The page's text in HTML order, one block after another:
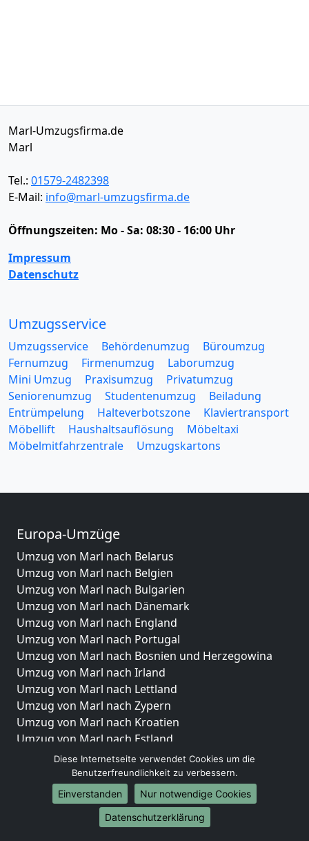
Marl-Umzugsfirma.de
Marl
Tel.: 01579-2482398
E-Mail: info@marl-umzugsfirma.de
Öffnungszeiten: Mo - Sa: 08:30 - 16:00 Uhr
Impressum
Datenschutz
Umzugsservice
Umzugsservice Behördenumzug
Büroumzug
Fernumzug
Firmenumzug
Laborumzug
Mini Umzug
Praxisumzug
Privatumzug
Seniorenumzug
Studentenumzug
Beiladung
Entrümpelung
Halteverbotszone
Klaviertransport
Möbellift
Haushaltsauflösung
Möbeltaxi
Möbelmitfahrzentrale
Umzugskartons
Europa-Umzüge
Umzug von Marl nach Belarus
Umzug von Marl nach Belgien
Umzug von Marl nach Bulgarien
Umzug von Marl nach Dänemark
Umzug von Marl nach England
Umzug von Marl nach Portugal
Umzug von Marl nach Bosnien und Herzegowina
Umzug von Marl nach Irland
Umzug von Marl nach Lettland
Umzug von Marl nach Zypern
Umzug von Marl nach Kroatien
Umzug von Marl nach Estland
Umzug von Marl nach Finnland
Umzug von Marl nach Frankreich
Umzug von Marl nach Griechenland
Umzug von Marl nach Italien
Umzug von Marl nach Liechtenstein
Diese Internetseite verwendet Cookies um die
Benutzerfreundlichkeit zu verbessern.
Einverstanden
Nur notwendige Cookies
Datenschutzerklärung